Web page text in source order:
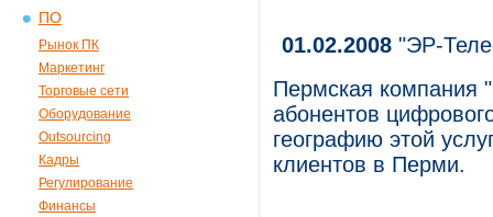
ПО
Рынок ПК
Маркетинг
Торговые сети
Оборудование
Outsourcing
Кадры
Регулирование
Финансы
01.02.2008 "ЭР-
Пермская компания
абонентов
географию этой
клиентов в Перми.